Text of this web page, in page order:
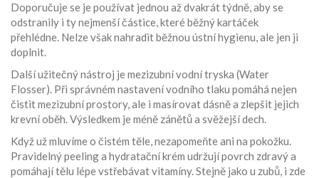
Doporučuje se je používat jednou až dvakrát týdně, aby se
odstranily i ty nejmenší částice, které běžný kartáček
přehlédne. Nelze však nahradit běžnou ústní hygienu, ale jen ji
doplnit.
Další užitečný nástroj je mezizubní vodní tryska (Water
Flosser). Při správném nastavení vodního tlaku pomáhá nejen
čistit mezizubní prostory, ale i masírovat dásně a zlepšit jejich
krevní oběh. Výsledkem je méně zánětů a svěžejší dech.
Když už mluvíme o čistém těle, nezapomeňte ani na pokožku.
Pravidelný peeling a hydratační krém udržují povrch zdravý a
pomáhají tělu lépe vstřebávat vitamíny. Stejně jako u zubů, i zde